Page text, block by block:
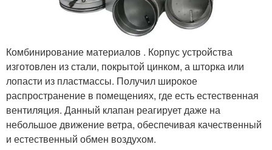
Комбинирование материалов . Корпус устройства
изготовлен из стали, покрытой цинком, а шторка или
лопасти из пластмассы. Получил широкое
распространение в помещениях, где есть естественная
вентиляция. Данный клапан реагирует даже на
небольшое движение ветра, обеспечивая качественный
и естественный обмен воздухом.